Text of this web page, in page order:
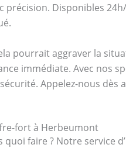
Disponibles
pourrait aggraver la
immédiate. Avec nos
Appelez-nous
fort à Herbeumont
faire ? Notre service